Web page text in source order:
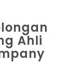
Ahli